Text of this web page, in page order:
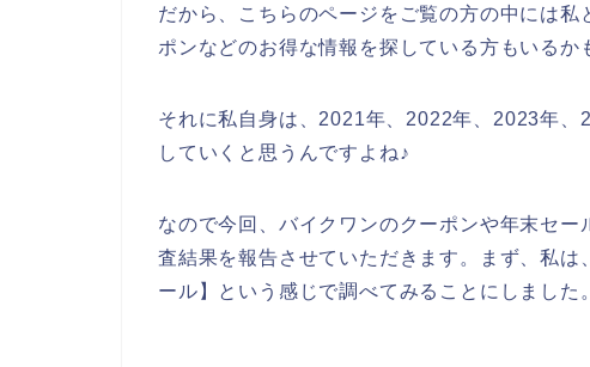
だから、こちらのページをご覧の方の中には
ポンなどのお得な情報を探している方もいるか
それに私自身は、2021年、2022年、2023年、
していくと思うんですよね♪
なので今回、バイクワンのクーポンや年末セ
査結果を報告させていただきます。まず、私
ール】という感じで調べてみることにしました。